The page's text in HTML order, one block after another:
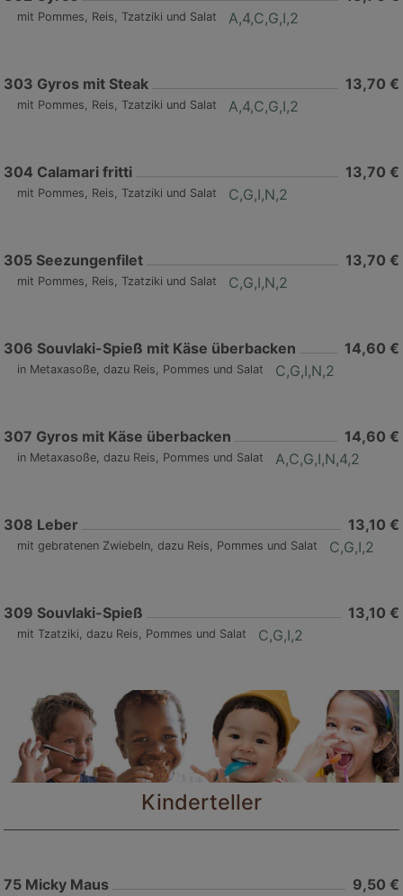
mit Pommes, Reis, Tzatziki und Salat A,4,C,G,I,2
303 Gyros mit Steak 13,70 €
mit Pommes, Reis, Tzatziki und Salat A,4,C,G,I,2
304 Calamari fritti 13,70 €
mit Pommes, Reis, Tzatziki und Salat C,G,I,N,2
305 Seezungenfilet 13,70 €
mit Pommes, Reis, Tzatziki und Salat C,G,I,N,2
306 Souvlaki-Spieß mit Käse überbacken 14,60 €
in Metaxasoße, dazu Reis, Pommes und Salat C,G,I,N,2
307 Gyros mit Käse überbacken 14,60 €
in Metaxasoße, dazu Reis, Pommes und Salat A,C,G,I,N,4,2
308 Leber 13,10 €
mit gebratenen Zwiebeln, dazu Reis, Pommes und Salat C,G,I,2
309 Souvlaki-Spieß 13,10 €
mit Tzatziki, dazu Reis, Pommes und Salat C,G,I,2
Kinderteller
75 Micky Maus 9,50 €